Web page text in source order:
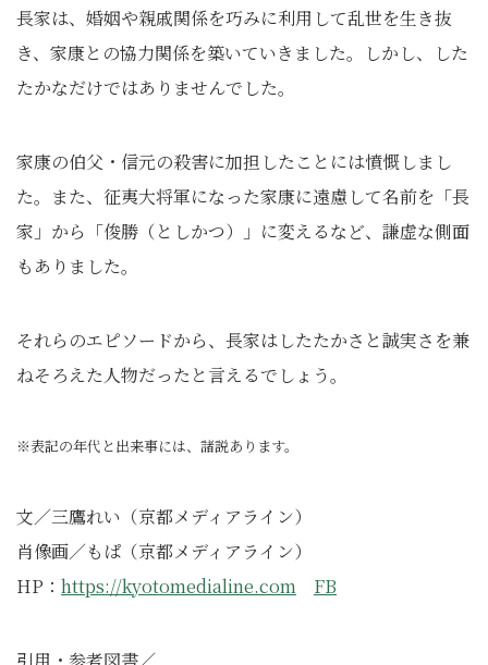
長家は、婚姻や親戚関係を巧みに利用して乱世を生き抜
き、家康との協力関係を築いていきました。しかし、した
たかなだけではありませんでした。
家康の伯父・信元の殺害に加担したことには憤慨しまし
た。また、征夷大将軍になった家康に遠慮して名前を「長
家」から「俊勝（としかつ）」に変えるなど、謙虚な側面
もありました。
それらのエピソードから、長家はしたたかさと誠実さを兼
ねそろえた人物だったと言えるでしょう。
※表記の年代と出来事には、諸説あります。
文／三鷹れい（京都メディアライン）
肖像画／もぱ（京都メディアライン）
HP： https://kyotomedialine.com FB